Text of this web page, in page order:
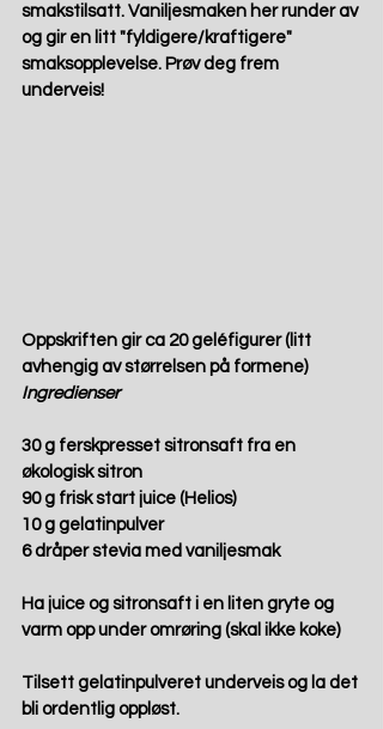
smakstilsatt. Vaniljesmaken her runder av
og gir en litt "fyldigere/kraftigere"
smaksopplevelse. Prøv deg frem
underveis!
Oppskriften gir ca 20 geléfigurer (litt
avhengig av størrelsen på formene)
Ingredienser
30 g ferskpresset sitronsaft fra en
økologisk sitron
90 g frisk start juice (Helios)
10 g gelatinpulver
6 dråper stevia med vaniljesmak
Ha juice og sitronsaft i en liten gryte og
varm opp under omrøring (skal ikke koke)
Tilsett gelatinpulveret underveis og la det
bli ordentlig oppløst.